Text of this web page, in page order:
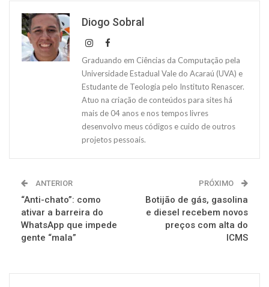
Diogo Sobral
Graduando em Ciências da Computação pela
Universidade Estadual Vale do Acaraú (UVA) e
Estudante de Teologia pelo Instituto Renascer.
Atuo na criação de conteúdos para sites há
mais de 04 anos e nos tempos livres
desenvolvo meus códigos e cuido de outros
projetos pessoais.
ANTERIOR
“Anti-chato”: como
ativar a barreira do
WhatsApp que impede
gente “mala”
PRÓXIMO
Botijão de gás, gasolina
e diesel recebem novos
preços com alta do
ICMS